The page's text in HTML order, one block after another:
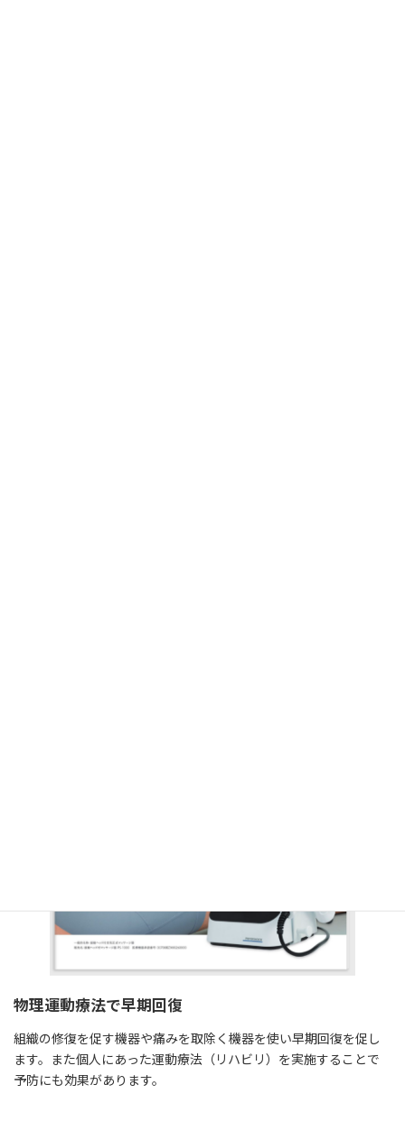
物理運動療法で早期回復
組織の修復を促す機器や痛みを取除く機器を使い早期回復を促し
ます。また個人にあった運動療法（リハビリ）を実施することで
予防にも効果があります。